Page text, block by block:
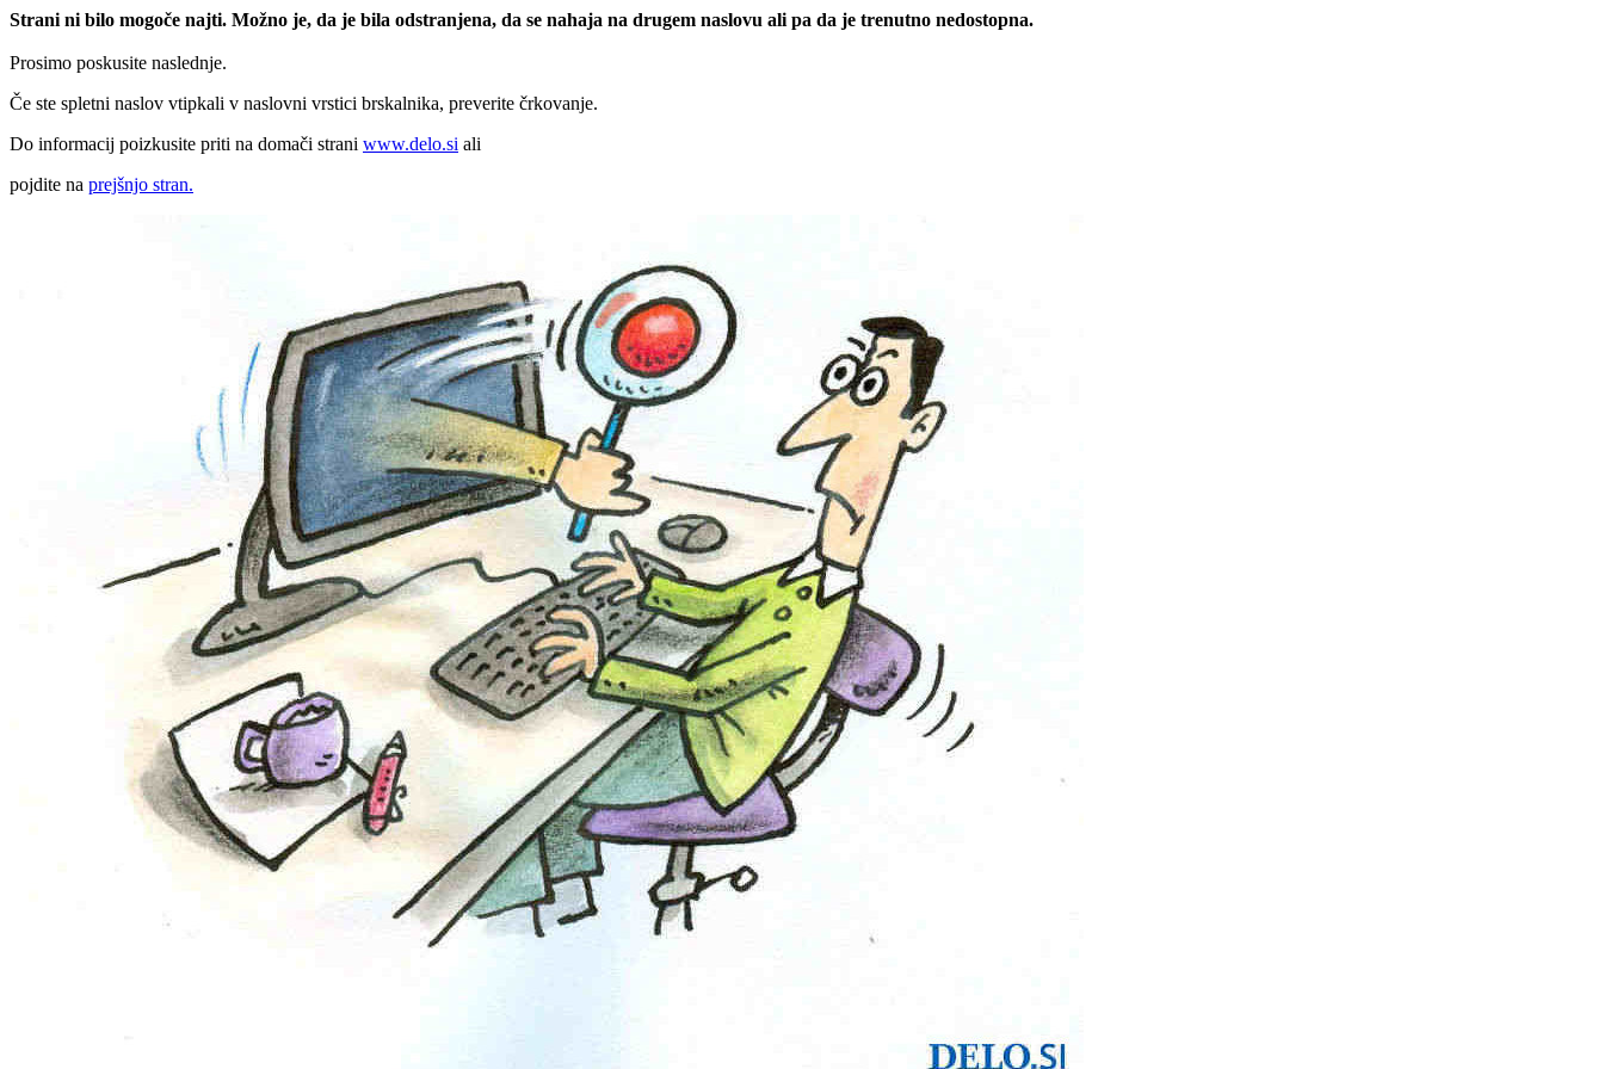
Strani ni bilo mogoče najti. Možno je, da je bila odstranjena, da se nahaja na drugem naslovu ali pa da je trenutno nedostopna.
Prosimo poskusite naslednje.
Če ste spletni naslov vtipkali v naslovni vrstici brskalnika, preverite črkovanje.
Do informacij poizkusite priti na domači strani www.delo.si ali
pojdite na prejšnjo stran.